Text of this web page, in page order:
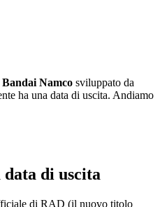
Bandai Namco sviluppato da
ha una data di uscita. Andiamo
di uscita
di RAD (il nuovo titolo